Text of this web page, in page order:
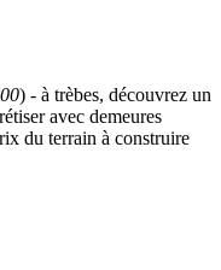
) - à trèbes, découvrez un
avec demeures
du terrain à construire